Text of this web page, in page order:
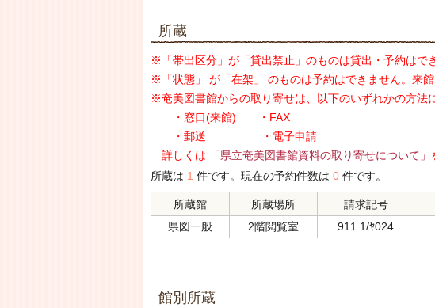
所蔵
※「帯出区分」が「貸出禁止」のものは貸出・予約はで
※「状態」 が「在架」 のものは予約はできません。来
※奄美図書館からの取り寄せは、以下のいずれかの方法
・窓口(来館) ・FAX
・郵送 ・電子申請
詳しくは
「県立奄美図書館資料の取り寄せについて」
所蔵は 1 件です。現在の予約件数は 0 件です。
所蔵館 所蔵場所 請求記号
県図一般
2階閲覧室 911.1/ﾔ024
館別所蔵